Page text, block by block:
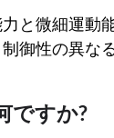
と微細運動
御性の異な
ですか?